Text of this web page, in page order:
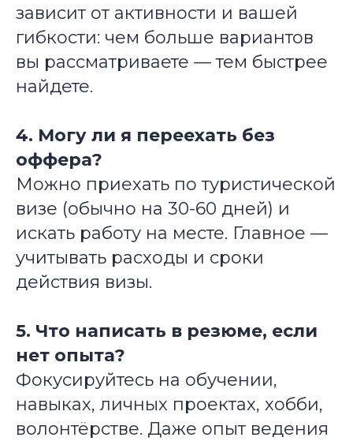
зависит от активности и вашей
гибкости: чем больше вариантов
вы рассматриваете — тем быстрее
найдете.
4. Могу ли я переехать без
оффера?
Можно приехать по туристической
визе (обычно на 30-60 дней) и
искать работу на месте. Главное —
учитывать расходы и сроки
действия визы.
5. Что написать в резюме, если
нет опыта?
Фокусируйтесь на обучении,
навыках, личных проектах, хобби,
волонтёрстве. Даже опыт ведения